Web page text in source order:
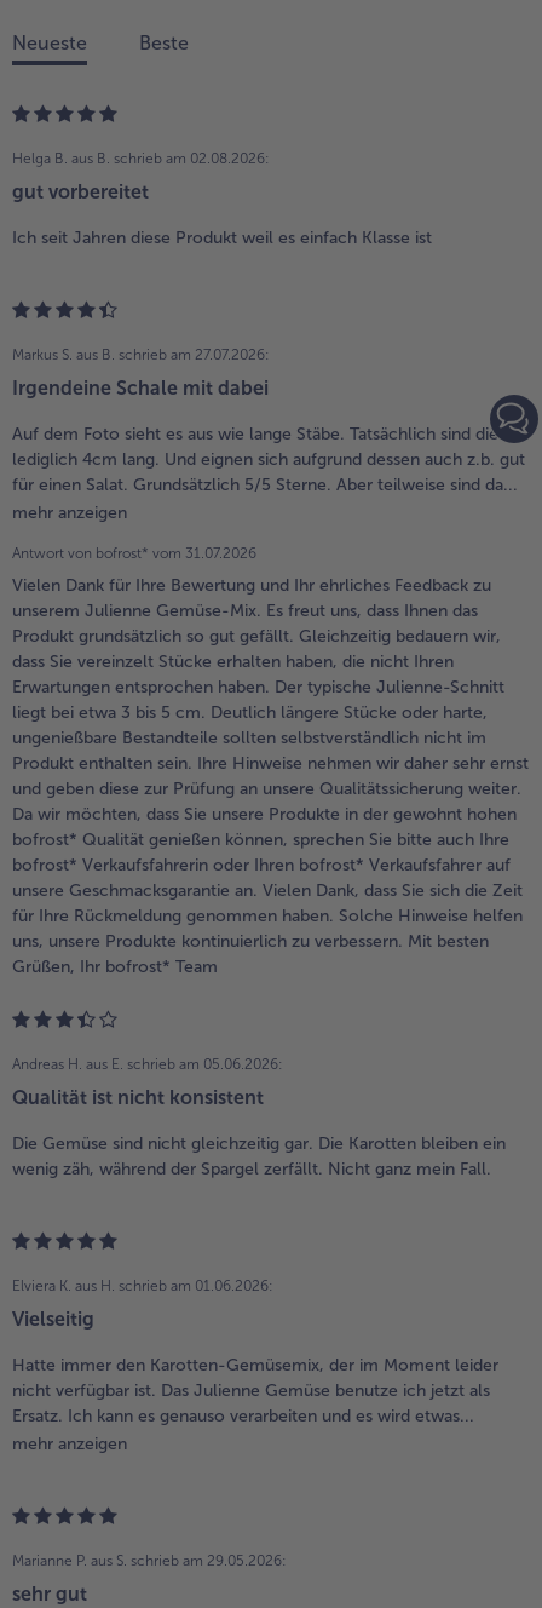
Neueste Beste
Helga B. aus B. schrieb am 02.08.2026:
gut vorbereitet
Ich seit Jahren diese Produkt weil es einfach Klasse ist
Markus S. aus B. schrieb am 27.07.2026:
Irgendeine Schale mit dabei
Auf dem Foto sieht es aus wie lange Stäbe. Tatsächlich sind diese
lediglich 4cm lang. Und eignen sich aufgrund dessen auch z.b. gut
für einen Salat. Grundsätzlich 5/5 Sterne. Aber teilweise sind da...
mehr anzeigen
Antwort von bofrost* vom 31.07.2026
Vielen Dank für Ihre Bewertung und Ihr ehrliches Feedback zu
unserem Julienne Gemüse-Mix. Es freut uns, dass Ihnen das
Produkt grundsätzlich so gut gefällt. Gleichzeitig bedauern wir,
dass Sie vereinzelt Stücke erhalten haben, die nicht Ihren
Erwartungen entsprochen haben. Der typische Julienne-Schnitt
liegt bei etwa 3 bis 5 cm. Deutlich längere Stücke oder harte,
ungenießbare Bestandteile sollten selbstverständlich nicht im
Produkt enthalten sein. Ihre Hinweise nehmen wir daher sehr ernst
und geben diese zur Prüfung an unsere Qualitätssicherung weiter.
Da wir möchten, dass Sie unsere Produkte in der gewohnt hohen
bofrost* Qualität genießen können, sprechen Sie bitte auch Ihre
bofrost* Verkaufsfahrerin oder Ihren bofrost* Verkaufsfahrer auf
unsere Geschmacksgarantie an. Vielen Dank, dass Sie sich die Zeit
für Ihre Rückmeldung genommen haben. Solche Hinweise helfen
uns, unsere Produkte kontinuierlich zu verbessern. Mit besten
Grüßen, Ihr bofrost* Team
Andreas H. aus E. schrieb am 05.06.2026:
Qualität ist nicht konsistent
Die Gemüse sind nicht gleichzeitig gar. Die Karotten bleiben ein
wenig zäh, während der Spargel zerfällt. Nicht ganz mein Fall.
Elviera K. aus H. schrieb am 01.06.2026:
Vielseitig
Hatte immer den Karotten-Gemüsemix, der im Moment leider
nicht verfügbar ist. Das Julienne Gemüse benutze ich jetzt als
Ersatz. Ich kann es genauso verarbeiten und es wird etwas...
mehr anzeigen
Marianne P. aus S. schrieb am 29.05.2026:
sehr gut